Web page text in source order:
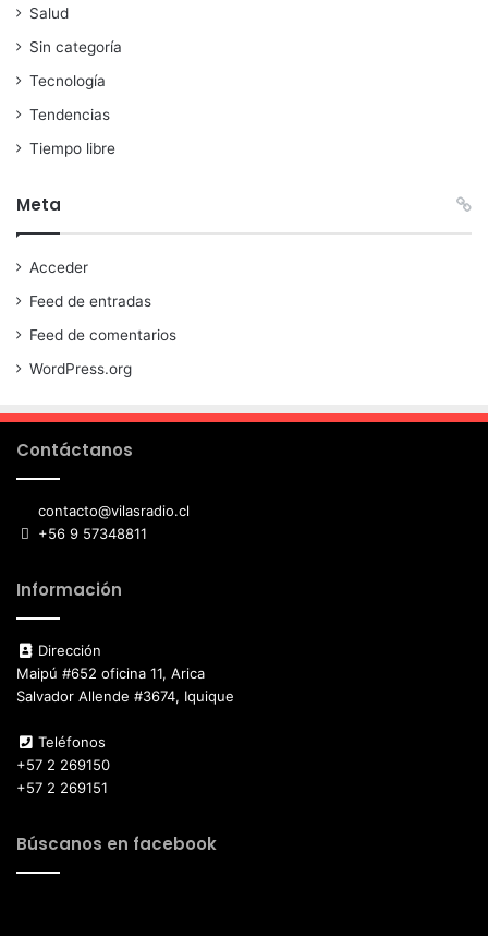
Salud
Sin categoría
Tecnología
Tendencias
Tiempo libre
Meta
Acceder
Feed de entradas
Feed de comentarios
WordPress.org
Contáctanos
contacto@vilasradio.cl
+56 9 57348811
Información
Dirección
Maipú #652 oficina 11, Arica
Salvador Allende #3674, Iquique
Teléfonos
+57 2 269150
+57 2 269151
Búscanos en facebook